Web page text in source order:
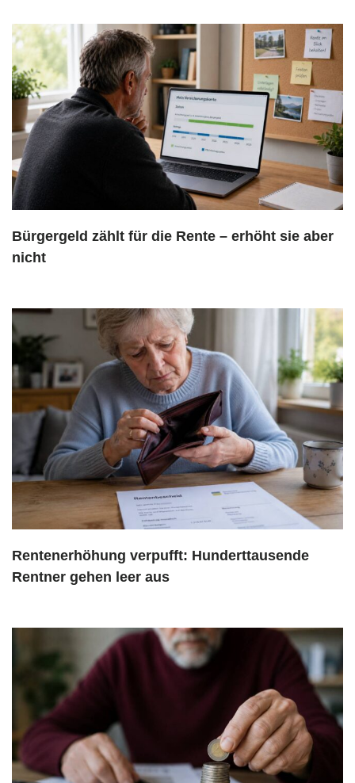
Bürgergeld zählt für die Rente – erhöht sie aber
nicht
Rentenerhöhung verpufft: Hunderttausende
Rentner gehen leer aus